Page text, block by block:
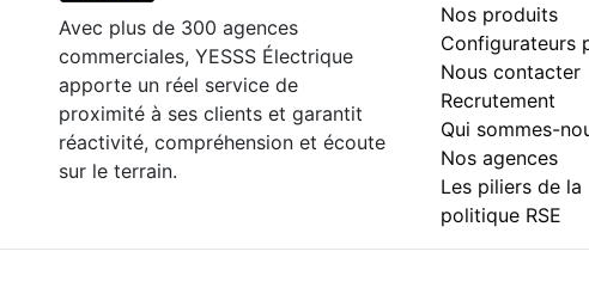
Avec plus de 300 agences
commerciales, YESSS Électrique
apporte un réel service de
proximité à ses clients et garantit
réactivité, compréhension et écoute
sur le terrain.
Nos produits
Configurateurs
Nous contacter
Recrutement
Qui sommes-
Nos agences
Les piliers de la
politique RSE